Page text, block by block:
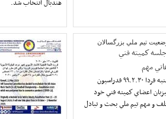
هندبال انتخاب شد.
تيم ملي بزرگسالان
جلسه كميته فني
مهم
روز سه شنبه فردا ٩٩.٢.٣٠ فدراسيون
اعضاي كميته فني خود
و مهم تيم ملي بحث و تبادل